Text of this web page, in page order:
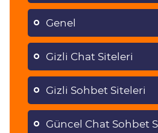
Genel
Gizli Chat Siteleri
Gizli Sohbet Siteleri
Güncel Chat Sohbet